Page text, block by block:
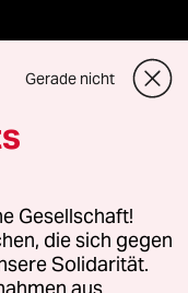
oder für Genehmigungen
Gerade nicht
Gesellschaft!
die sich gegen
Solidarität.